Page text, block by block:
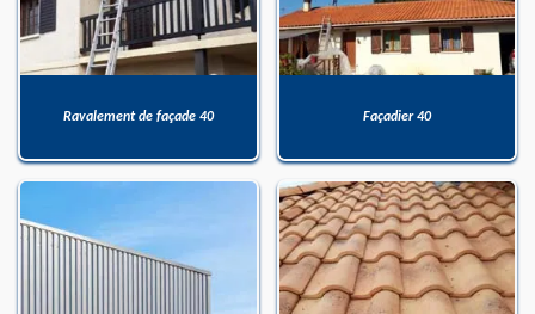
Ravalement de façade 40 Façadier 40